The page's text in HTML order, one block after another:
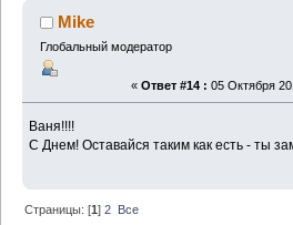
Mike
Глобальный модератор
« Ответ #14 : 05 Октября
Ваня!!!!
С Днем! Оставайся таким как есть - ты
Страницы: [1]2 Все